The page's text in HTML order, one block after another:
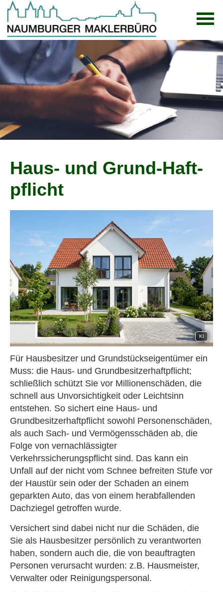
Haus- und Grund-Haft­
pflicht
KI
Für Hausbesitzer und Grundstückseigentümer ein
Muss: die Haus- und Grundbesitzerhaftpflicht;
schließlich schützt Sie vor Millionenschäden, die
schnell aus Unvorsichtigkeit oder Leichtsinn
entstehen. So sichert eine Haus- und
Grundbesitzerhaftpflicht sowohl Per­sonenschäden,
als auch Sach- und Vermögensschäden ab, die
Folge von vernachlässigter
Verkehrssicherungspflicht sind. Das kann ein
Unfall auf der nicht vom Schnee befreiten Stufe vor
der Haustür sein oder der Schaden an einem
geparkten Auto, das von einem herabfallenden
Dachziegel getroffen wurde.
Versichert sind dabei nicht nur die Schäden, die
Sie als Hausbesitzer persönlich zu verantworten
haben, sondern auch die, die von beauftragten
Per­sonen verursacht wurden: z.B. Hausmeister,
Verwalter oder Reinigungspersonal.